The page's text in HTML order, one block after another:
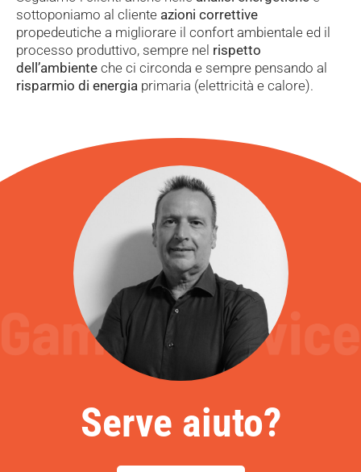
sottoponiamo al cliente azioni correttive
propedeutiche a migliorare il confort ambientale ed il
processo produttivo, sempre nel rispetto
dell’ambiente che ci circonda e sempre pensando al
risparmio di energia primaria (elettricità e calore).
Serve aiuto?